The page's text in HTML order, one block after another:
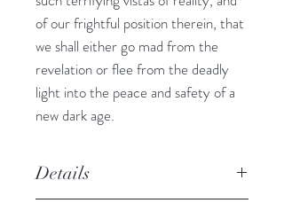
of our frightful position therein, that
we shall either go mad from the
revelation or flee from the deadly
light into the peace and safety of a
new dark age.
Details